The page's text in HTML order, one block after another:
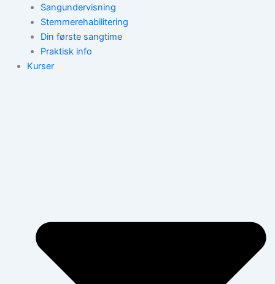
Sangundervisning
Stemmerehabilitering
Din første sangtime
Praktisk info
Kurser